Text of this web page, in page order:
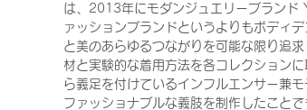
は、2013年にモダンジュエリーブランド
ァッションブランドというよりもボディ
と美のあらゆるつながりを可能な限り追
材と実験的な着用方法を各コレクション
ら義足を付けているインフルエンサー兼
ファッショナブルな義肢を制作したこと